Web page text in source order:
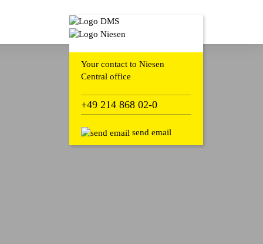
Your contact to Niesen
Central office
+49 214 868 02-0
send email